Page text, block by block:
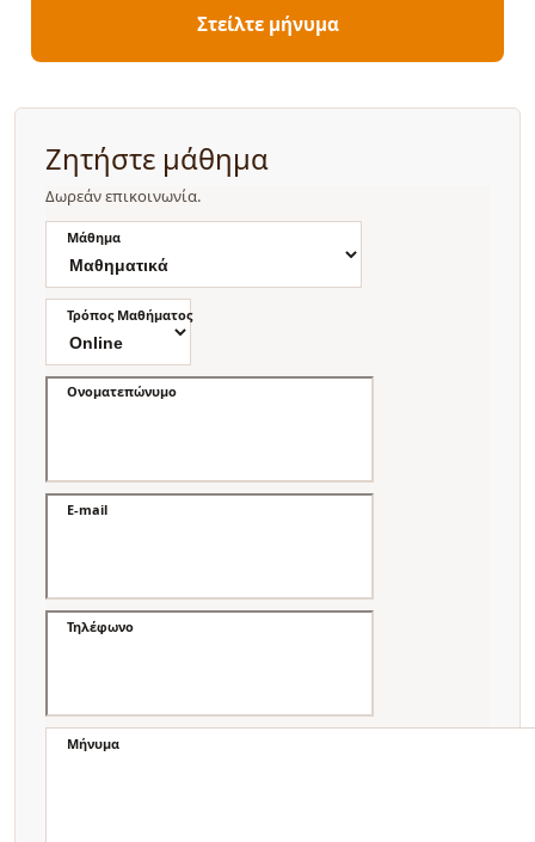
Στείλτε μήνυμα
Ζητήστε μάθημα
Δωρεάν επικοινωνία.
Μάθημα
Τρόπος Μαθήματος
Ονοματεπώνυμο
E-mail
Τηλέφωνο
Μήνυμα